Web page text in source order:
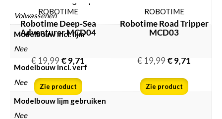
Volwassenen
Modelbouw incl. lijm
Nee
Modelbouw incl. verf
Nee
Modelbouw lijm gebruiken
Nee
ROBOTIME
Robotime Deep-Sea
Adventurer MCD04
€19,99€9,71
Zie product
ROBOTIME
Robotime Road Tripper
MCD03
€19,99€9,71
Zie product